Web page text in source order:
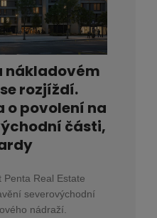
nákladovém
rozjíždí.
o povolení na
části,
Penta Real Estate
severovýchodní
nádraží.